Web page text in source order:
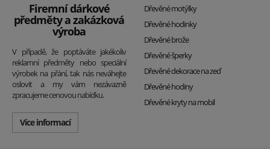
Firemní dárkové
předměty a zakázková
výroba
V případě, že poptáváte jakékoliv
reklamní předměty nebo speciální
výrobek na přání, tak nás neváhejte
oslovit a my vám nezávazně
zpracujeme cenovou nabídku.
Více informací
Dřevěné motýlky
Dřevěné hodinky
Dřevěné brože
Dřevěné šperky
Dřevěné dekorace na zeď
Dřevěné hodiny
Dřevěné kryty na mobil